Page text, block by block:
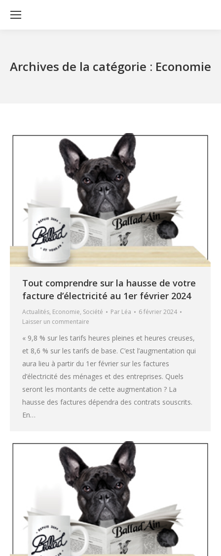
Archives de la catégorie : Economie
Tout comprendre sur la hausse de votre
facture d’électricité au 1er février 2024
Actualités, Economie, Société Par Léa
6 février 2024
Laisser un commentaire
« 9,8 % sur les tarifs heures pleines et heures creuses,
et 8,6 % sur les tarifs de base. C’est l’augmentation qui
aura lieu à partir du 1er février sur les factures
d’électricité des ménages et des entreprises. Quels
seront les montants de cette augmentation ? La
hausse des factures dépendra des contrats souscrits.
En…